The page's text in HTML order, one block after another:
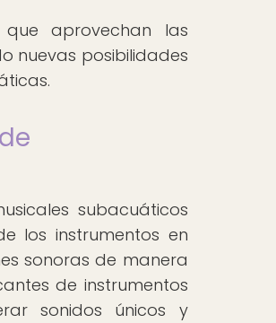
aprovechan las
nuevas posibilidades
subacuáticos
los instrumentos en
sonoras de manera
de instrumentos
sonidos únicos y